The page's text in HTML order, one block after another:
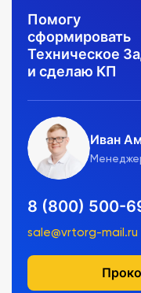
Помогу
сформировать
Техническое
и сделаю КП
Иван
8 (800) 500-
sale@vrtorg-mail.ru